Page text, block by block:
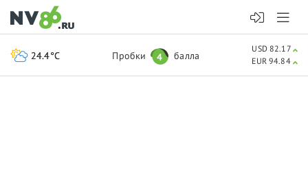
24.4°C Пробки 4 балла
USD 82.17
EUR 94.84